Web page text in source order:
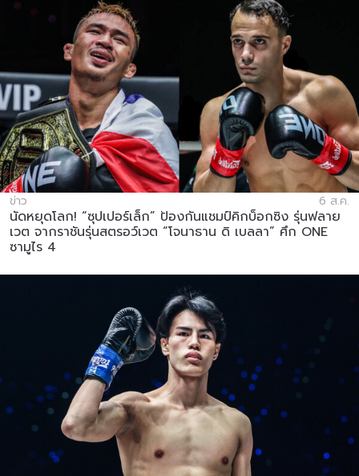
ข่าว 6 ส.ค.
นัดหยุดโลก! “ซุปเปอร์เล็ก” ป้องกันแชมป์คิกบ็อกซิง รุ่นฟลาย
เวต จากราชันรุ่นสตรอว์เวต “โจนาธาน ดิ เบลลา” ศึก ONE
ซามูไร 4